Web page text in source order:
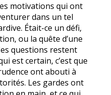
motivations qui ont
dans un tel
Était-ce un défi,
ou la quête d’une
questions restent
est certain, c’est que
ont abouti à
Les gardes ont